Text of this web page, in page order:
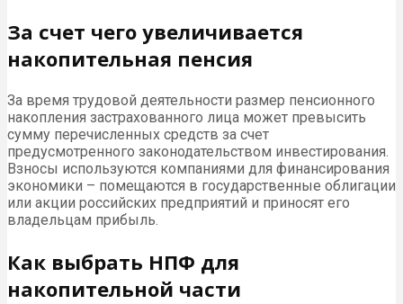
За счет чего увеличивается
накопительная пенсия
За время трудовой деятельности размер пенсионного
накопления застрахованного лица может превысить
сумму перечисленных средств за счет
предусмотренного законодательством инвестирования.
Взносы используются компаниями для финансирования
экономики – помещаются в государственные облигации
или акции российских предприятий и приносят его
владельцам прибыль.
Как выбрать НПФ для
накопительной части